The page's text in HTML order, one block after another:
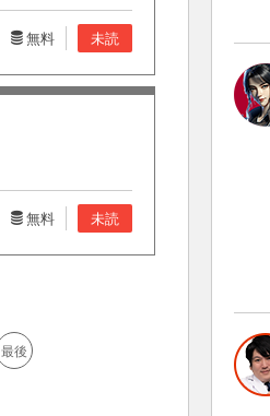
未読
無料
未読
無料
最後